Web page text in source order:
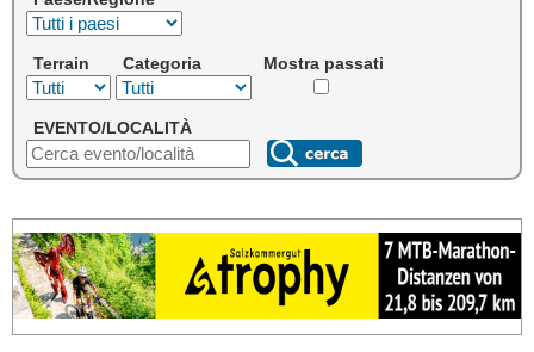
Terrain Categoria Mostra passati
EVENTO/LOCALITÀ